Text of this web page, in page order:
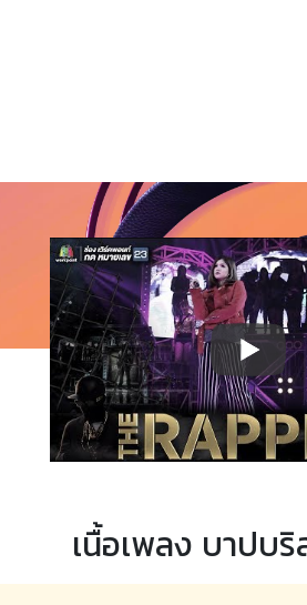
เนื้อเพลง บาปบริ